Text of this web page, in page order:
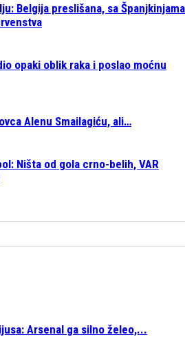
Belgija preslišana, sa Španjkinjama
opaki oblik raka i poslao moćnu
Alenu Smailagiću, ali…
Ništa od gola crno-belih, VAR
Arsenal ga silno želeo,...